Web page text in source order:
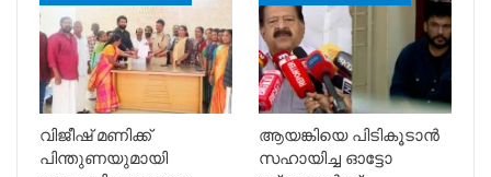
വിജീഷ് മണിക്ക്
പിന്തുണയുമായി
ആയങ്കിയെ പിടികൂടാൻ
സഹായിച്ച ഓട്ടോ